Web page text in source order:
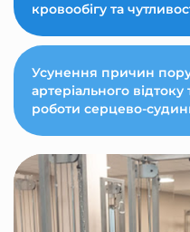
кровообігу та
Усунення причин
артеріального відтоку
роботи серцево-